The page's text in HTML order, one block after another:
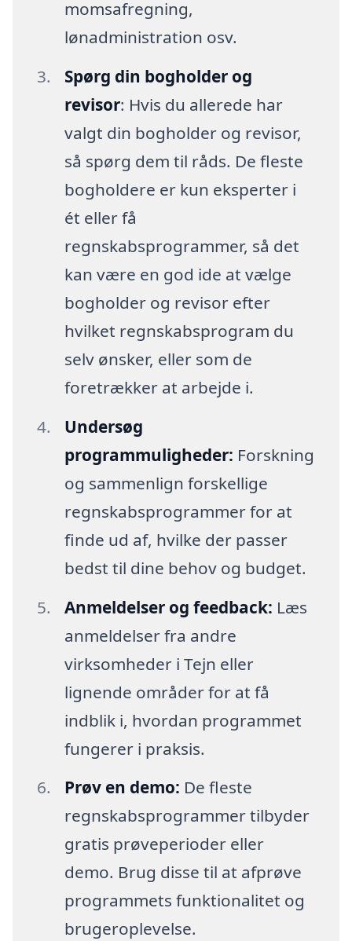
momsafregning,
lønadministration osv.
Spørg din bogholder og
revisor: Hvis du allerede har
valgt din bogholder og revisor,
så spørg dem til råds. De fleste
bogholdere er kun eksperter i
ét eller få
regnskabsprogrammer, så det
kan være en god ide at vælge
bogholder og revisor efter
hvilket regnskabsprogram du
selv ønsker, eller som de
foretrækker at arbejde i.
Undersøg
programmuligheder: Forskning
og sammenlign forskellige
regnskabsprogrammer for at
finde ud af, hvilke der passer
bedst til dine behov og budget.
Anmeldelser og feedback: Læs
anmeldelser fra andre
virksomheder i Tejn eller
lignende områder for at få
indblik i, hvordan programmet
fungerer i praksis.
Prøv en demo: De fleste
regnskabsprogrammer tilbyder
gratis prøveperioder eller
demo. Brug disse til at afprøve
programmets funktionalitet og
brugeroplevelse.